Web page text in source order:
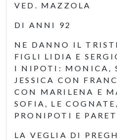
VED. MAZZOLA
DI ANNI 92
NE DANNO IL
FIGLI LIDIA E
I NIPOTI: MONICA,
JESSICA CON
CON MARILENA E
SOFIA, LE
PRONIPOTI E
LA VEGLIA DI